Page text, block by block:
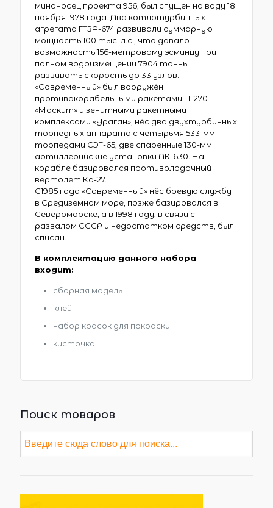
миноносец проекта 956, был спущен на воду 18
ноября 1978 года. Два котлотурбинных
агрегата ГТЗА-674 развивали суммарную
мощность 100 тыс. л.с., что давало
возможность 156-метровому эсминцу при
полном водоизмещении 7904 тонны
развивать скорость до 33 узлов.
«Современный» был вооружён
противокорабельными ракетами П-270
«Москит» и зенитными ракетными
комплексами «Ураган», нёс два двухтурбинных
торпедных аппарата с четырьмя 533-мм
торпедами СЭТ-65, две спаренные 130-мм
артиллерийские установки АК-630. На
корабле базировался противолодочный
вертолёт Ка-27.
С1985 года «Современный» нёс боевую службу
в Средиземном море, позже базировался в
Североморске, а в 1998 году, в связи с
развалом СССР и недостатком средств, был
списан.
В комплектацию данного набора
входит:
сборная модель
клей
набор красок для покраски
кисточка
Поиск товаров